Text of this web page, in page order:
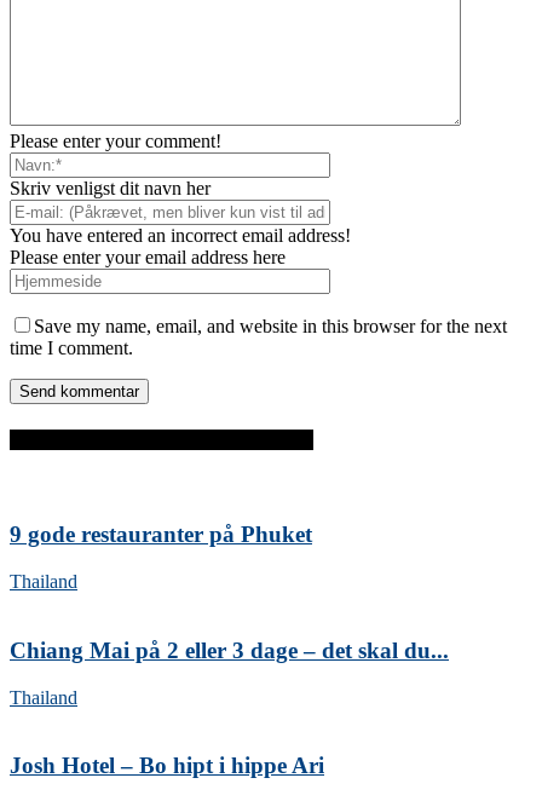
Please enter your comment!
Skriv venligst dit navn her
You have entered an incorrect email address!
Please enter your email address here
Save my name, email, and website in this browser for the next
time I comment.
9 gode restauranter på Phuket
Thailand
Chiang Mai på 2 eller 3 dage – det skal du...
Thailand
Josh Hotel – Bo hipt i hippe Ari